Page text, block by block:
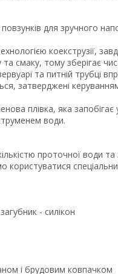
для зручного
коекструзії,
смаку, тому зберігає
та питній трубці
затверджені
плівка, яка запобігає
води.
проточної води
користуватися
- силікон
і брудовим ковпачком